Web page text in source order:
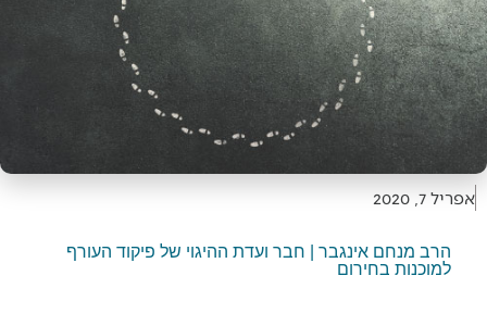
אפריל 7, 2020
הרב מנחם אינגבר | חבר ועדת ההיגוי של פיקוד העורף
למוכנות בחירום